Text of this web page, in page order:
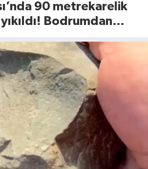
90 metrekarelik
Bodrumdan